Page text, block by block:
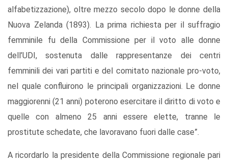
alfabetizzazione), oltre mezzo secolo dopo le donne della
Nuova Zelanda (1893). La prima richiesta per il suffragio
femminile fu della Commissione per il voto alle donne
dell’UDI, sostenuta dalle rappresentanze dei centri
femminili dei vari partiti e del comitato nazionale pro-voto,
nel quale confluirono le principali organizzazioni. Le donne
maggiorenni (21 anni) poterono esercitare il diritto di voto e
quelle con almeno 25 anni essere elette, tranne le
prostitute schedate, che lavoravano fuori dalle case”.
A ricordarlo la presidente della Commissione regionale pari